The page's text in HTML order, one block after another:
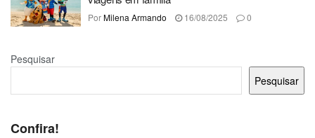
PorMilena Armando 16/08/2025 0
Pesquisar
Pesquisar
Confira!